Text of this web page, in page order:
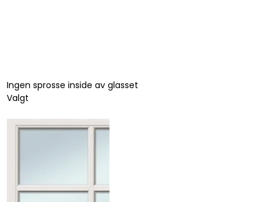
Ingen sprosse inside av glasset
Valgt